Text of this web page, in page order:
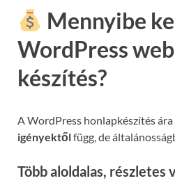
Mennyibe
WordPress
készítés?
A WordPress honlapkészítés
igényektőlfügg, de
Több aloldalas, részletes